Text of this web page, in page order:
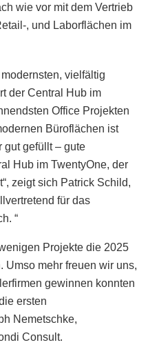
wie vor mit dem Vertrieb
, und Laborflächen im
vielfältig
der Central Hub im
Office Projekten
Büroflächen ist
gut gefüllt – gute
Hub im TwentyOne, der
zeigt sich Patrick Schild,
für das
“
Projekte die 2025
Umso mehr freuen wir uns,
gewinnen konnten
ersten
Nemetschke,
Consult.